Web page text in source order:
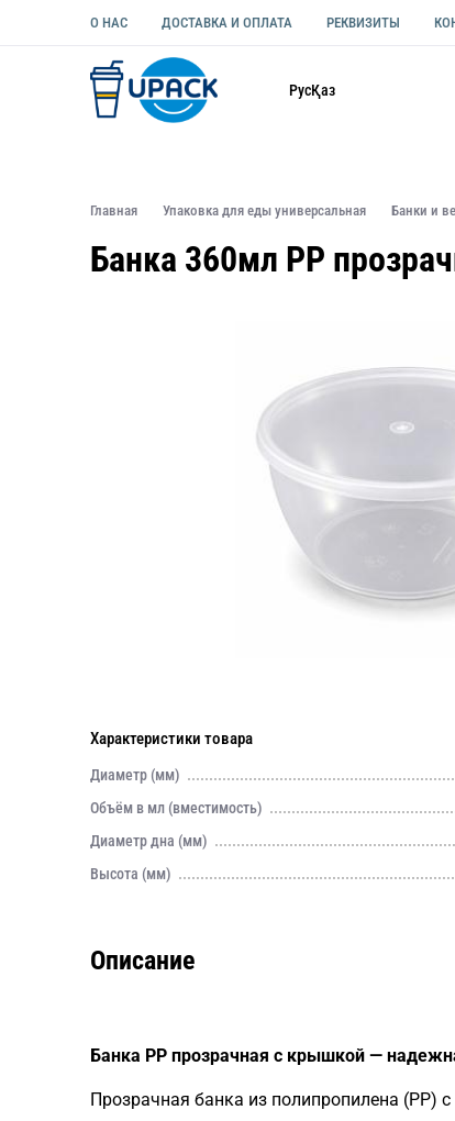
О НАС ДОСТАВКА И ОПЛАТА РЕКВИЗИТЫ
РусҚаз
Главная Упаковка для еды универсальная Банки и
Банка 360мл РР
Характеристики товара
Диаметр (мм)
Объём в мл (вместимость)
Диаметр дна (мм)
Высота (мм)
Описание
Банка PP прозрачная с крышкой —
Прозрачная банка из полипропилена